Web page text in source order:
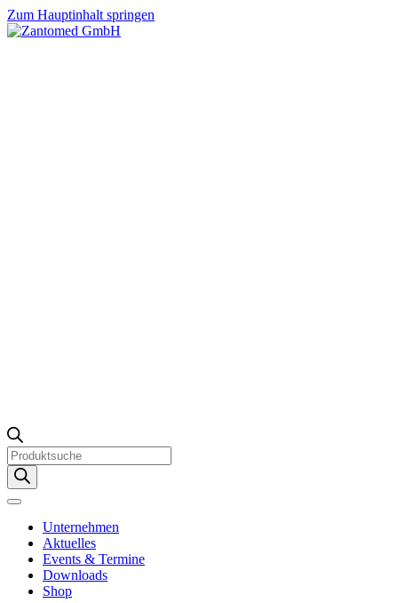
Zum Hauptinhalt springen
Products
search
Unternehmen
Aktuelles
Events & Termine
Downloads
Shop